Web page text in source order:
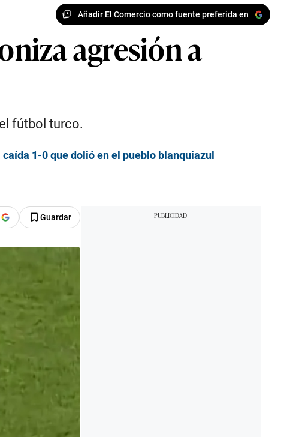
Añadir El Comercio como fuente preferida en
agresión a
fútbol turco.
1-0 que dolió en el pueblo blanquiazul
Guardar